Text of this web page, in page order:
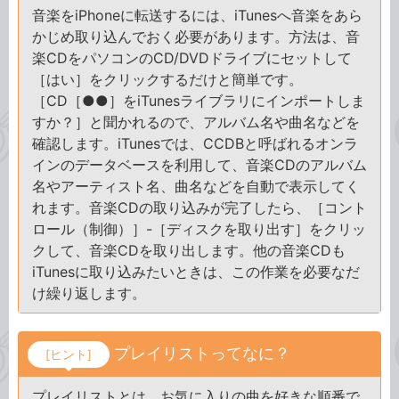
音楽をiPhoneに転送するには、iTunesへ音楽をあら
かじめ取り込んでおく必要があります。方法は、音
楽CDをパソコンのCD/DVDドライブにセットして
［はい］をクリックするだけと簡単です。
［CD［●●］をiTunesライブラリにインポートしま
すか？］と聞かれるので、アルバム名や曲名などを
確認します。iTunesでは、CCDBと呼ばれるオンラ
インのデータベースを利用して、音楽CDのアルバム
名やアーティスト名、曲名などを自動で表示してく
れます。音楽CDの取り込みが完了したら、［コント
ロール（制御）］-［ディスクを取り出す］をクリッ
クして、音楽CDを取り出します。他の音楽CDも
iTunesに取り込みたいときは、この作業を必要なだ
け繰り返します。
[ヒント] プレイリストってなに？